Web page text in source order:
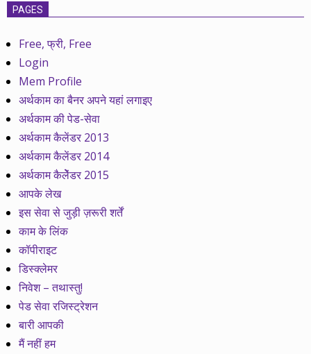
PAGES
Free, फ्री, Free
Login
Mem Profile
अर्थकाम का बैनर अपने यहां लगाइए
अर्थकाम की पेड-सेवा
अर्थकाम कैलेंडर 2013
अर्थकाम कैलेंडर 2014
अर्थकाम कैलेेंडर 2015
आपके लेख
इस सेवा से जुड़ी ज़रूरी शर्तें
काम के लिंक
कॉपीराइट
डिस्क्लेमर
निवेश – तथास्तु!
पेड सेवा रजिस्ट्रेशन
बारी आपकी
मैं नहीं हम